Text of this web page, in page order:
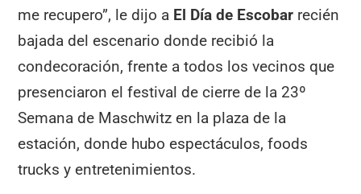
me recupero”, le dijo a El Día de Escobar recién
bajada del escenario donde recibió la
condecoración, frente a todos los vecinos que
presenciaron el festival de cierre de la 23º
Semana de Maschwitz en la plaza de la
estación, donde hubo espectáculos, foods
trucks y entretenimientos.